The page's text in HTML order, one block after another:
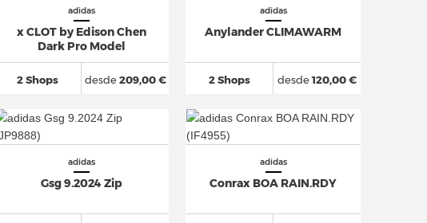
adidas
x CLOT by Edison Chen
Dark Pro Model
2 Shops desde209,00 €
adidas
Anylander CLIMAWARM
2 Shops desde120,00 €
adidas
Gsg 9.2024 Zip
adidas
Conrax BOA RAIN.RDY